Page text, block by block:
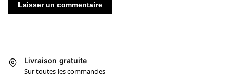
Livraison gratuite
Sur toutes les commandes